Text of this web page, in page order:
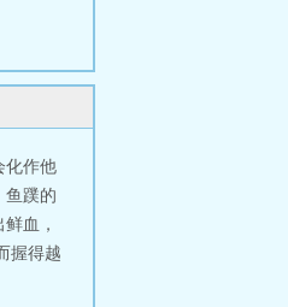
化作他
鱼蹼的
血，
握得越